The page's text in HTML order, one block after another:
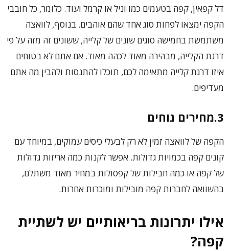
דל קפאין, קפה בטעמים כמו וניל או קרמל ועוד. כלומר, כל חובבי
הקפה ימצאו לפחות סוג אחד שהם אוהבים. בנוסף, לוואצה
משתמשת בחמישה סוגים שונים של קלייה, ששונים זה מזה על פי
דרגת הקלייה, מבהירה מאוד לכהה מאוד. אם אתם לא בטוחים
איזו דרגת קלייה מתאימה לכם, תוכלו להתנסות ולהבין מה אתם
מעדיפים.
3.מחירים נוחים
הקפה של לוואצה זמין לא רק לבעלי כיסים עמוקים, במיוחד עם
קונים קפה בכמויות גדולות. אפשר לקנות כמה אריזות גדולות
של קפה או כמה חבילות של קפסולות במחיר מאוד משתלם,
בהשוואה לחברות קפה מובילות ומוכרות אחרות.
אילו יתרונות בריאותיים יש לשתיית
קפה?